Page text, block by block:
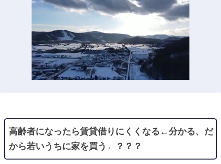
高齢者になったら賃貸借りにくくなる←分かる、だ
から若いうちに家を買う←？？？